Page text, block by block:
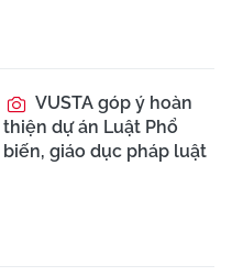
VUSTA góp ý hoàn
thiện dự án Luật Phổ
biến, giáo dục pháp luật